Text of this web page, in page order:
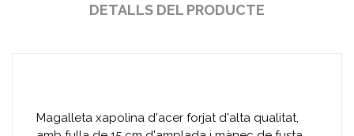
DETALLS DEL PRODUCTE
Magalleta xapolina d'acer forjat d'alta qualitat,